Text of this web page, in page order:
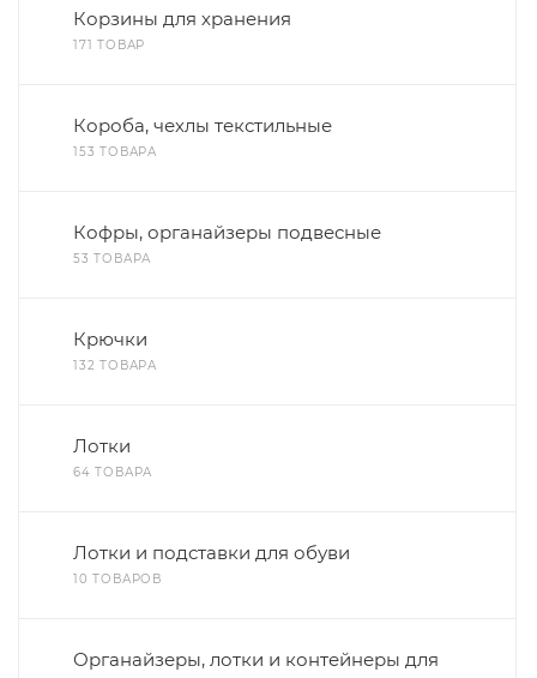
Корзины для хранения
171 ТОВАР
Короба, чехлы текстильные
153 ТОВАРА
Кофры, органайзеры подвесные
53 ТОВАРА
Крючки
132 ТОВАРА
Лотки
64 ТОВАРА
Лотки и подставки для обуви
10 ТОВАРОВ
Органайзеры, лотки и контейнеры для